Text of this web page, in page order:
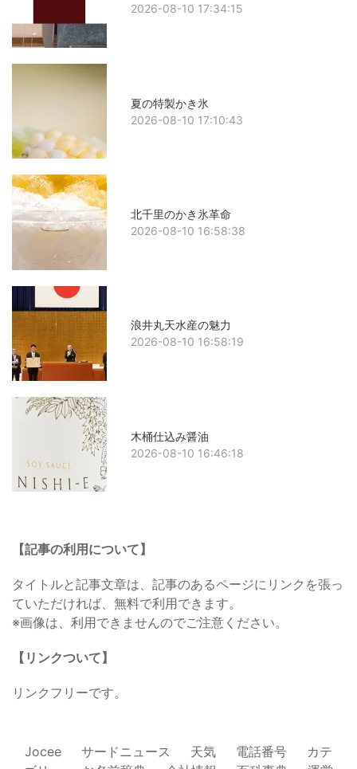
2026-08-10 17:34:15
夏の特製かき氷
2026-08-10 17:10:43
北千里のかき氷革命
2026-08-10 16:58:38
浪井丸天水産の魅力
2026-08-10 16:58:19
木桶仕込み醤油
2026-08-10 16:46:18
【記事の利用について】
タイトルと記事文章は、記事のあるページにリンクを張っ
ていただければ、無料で利用できます。
※画像は、利用できませんのでご注意ください。
【リンクついて】
リンクフリーです。
Jocee サードニュース 天気 電話番号
カテ